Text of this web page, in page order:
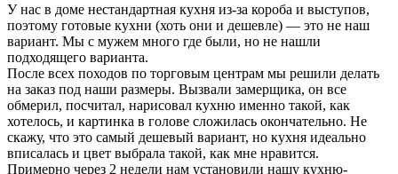
У нас в доме нестандартная кухня из-за короба и выступов,
поэтому готовые кухни (хоть они и дешевле) — это не наш
вариант. Мы с мужем много где были, но не нашли
подходящего варианта.
После всех походов по торговым центрам мы решили делать
на заказ под наши размеры. Вызвали замерщика, он все
обмерил, посчитал, нарисовал кухню именно такой, как
хотелось, и картинка в голове сложилась окончательно. Не
скажу, что это самый дешевый вариант, но кухня идеально
вписалась и цвет выбрала такой, как мне нравится.
Примерно через 2 недели нам установили нашу кухню-